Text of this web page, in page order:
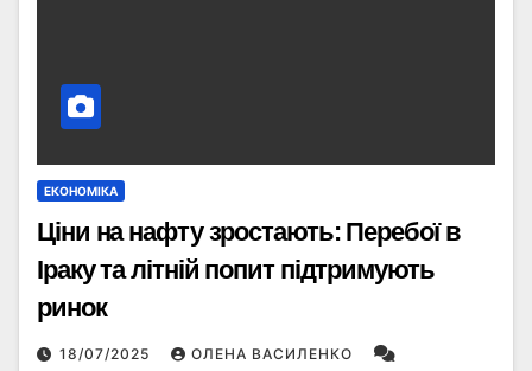
ЕКОНОМІКА
Ціни на нафту зростають: Перебої в
Іраку та літній попит підтримують
ринок
18/07/2025 ОЛЕНА ВАСИЛЕНКО